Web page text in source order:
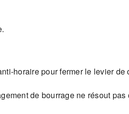
horaire pour fermer le levier de
de bourrage ne résout